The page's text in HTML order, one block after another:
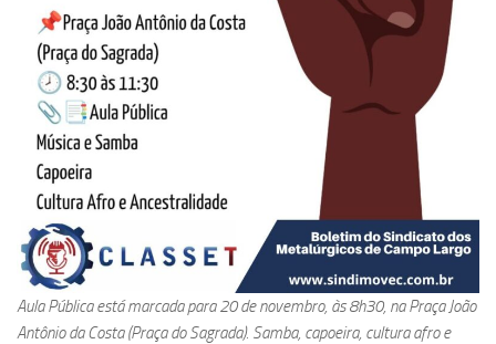
Aula Pública está marcada para 20 de novembro, às 8h30, na Praça João
Antônio da Costa (Praça do Sagrada). Samba, capoeira, cultura afro e